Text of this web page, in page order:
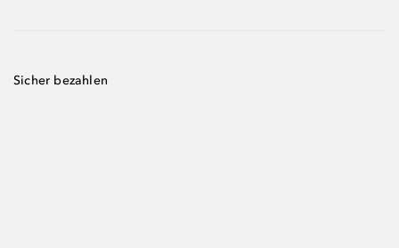
Sicher bezahlen